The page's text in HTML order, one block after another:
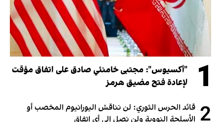
1
"أكسيوس": مجتبى خامنئي صادق على اتفاق مؤقت
لإعادة فتح مضيق هرمز
2 قائد الحرس الثوري: لن نناقش اليورانيوم المخصب أو